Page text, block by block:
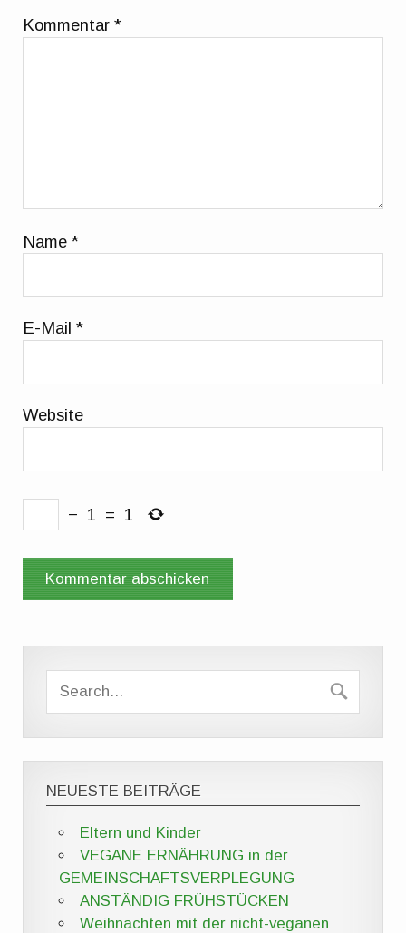
Kommentar*
Name*
E-Mail*
Website
− 1 = 1
NEUESTE BEITRÄGE
Eltern und Kinder
VEGANE ERNÄHRUNG in der
GEMEINSCHAFTSVERPLEGUNG
ANSTÄNDIG FRÜHSTÜCKEN
Weihnachten mit der nicht-veganen